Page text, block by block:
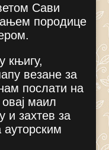
Сави
породице
књигу,
везане за
послати на
маил
и захтев за